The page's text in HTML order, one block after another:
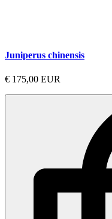
Juniperus chinensis
€ 175,00 EUR